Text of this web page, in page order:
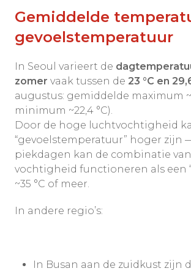
Gemiddelde
gevoelstemperatuur
In Seoul varieert de
zomer vaak tussen de 23 °C en
augustus: gemiddelde maximum
minimum ~22,4 °C).
Door de hoge luchtvochtigheid
“gevoelstemperatuur” hoger zijn
piekdagen kan de combinatie
vochtigheid functioneren als een
~35 °C of meer.
In andere regio’s:
In Busan aan de zuidkust zijn